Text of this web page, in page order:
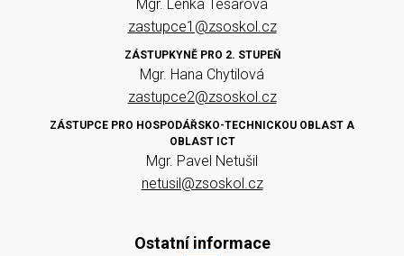
Mgr. Lenka Tesařová
zastupce1@zsoskol.cz
ZÁSTUPKYNĚ PRO 2. STUPEŇ
Mgr. Hana Chytilová
zastupce2@zsoskol.cz
ZÁSTUPCE PRO HOSPODÁŘSKO-TECHNICKOU OBLAST A
OBLAST ICT
Mgr. Pavel Netušil
netusil@zsoskol.cz
Ostatní informace